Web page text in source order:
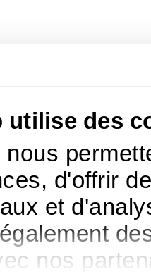
utilise des
d'offrir
et
nos